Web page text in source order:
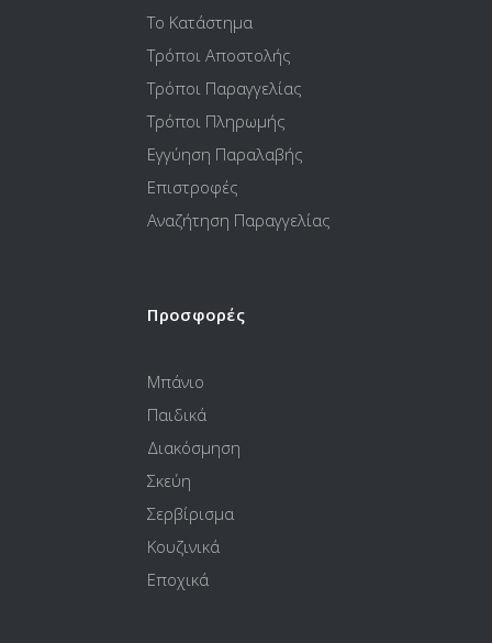
Το Κατάστημα
Τρόποι Αποστολής
Τρόποι Παραγγελίας
Τρόποι Πληρωμής
Εγγύηση Παραλαβής
Επιστροφές
Αναζήτηση Παραγγελίας
Προσφορές
Μπάνιο
Παιδικά
Διακόσμηση
Σκεύη
Σερβίρισμα
Κουζινικά
Εποχικά